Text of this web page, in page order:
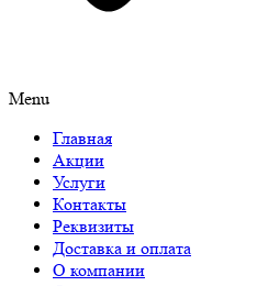
Menu
Главная
Акции
Услуги
Контакты
Реквизиты
Доставка и оплата
О компании